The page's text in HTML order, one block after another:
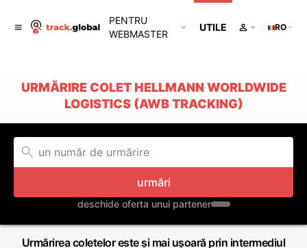
PENTRU
WEBMASTER
UTILE RO
URMĂRIRE COLET HELLMANN WORLDWIDE
LOGISTICS (AWB TRACKING)
urmări
deschide oferta unui partener
Urmărirea coletelor este și mai ușoară prin intermediul